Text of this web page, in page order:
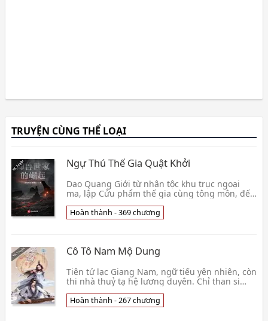
TRUYỆN CÙNG THỂ LOẠI
Ngự Thú Thế Gia Quật Khởi
Dao Quang Giới từ nhân tộc khu trục ngoại
ma, lập Cửu phẩm thế gia cùng tông môn, đến
tận đây, Dao Quang Giới đi vào bị thế gia cùng
tông mô👦 Tây Bá Lợi Á Tuyết Khiêu Khuyển
Hoàn thành - 369 chương
Cô Tô Nam Mộ Dung
Tiên tử lạc Giang Nam, ngữ tiếu yên nhiên, còn
thi nhà thuỷ tạ hệ lương duyên. Chỉ than si
tâm chung sai phó, khó để giang sơn. Lược kế
khổ 👦 Trảo Nhất Cá Giác Lạc
Hoàn thành - 267 chương